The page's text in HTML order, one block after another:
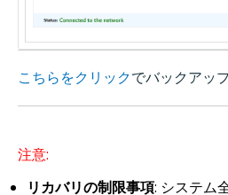
こちらをクリックでバックアッ
注意:
リカバリの制限事項: システム